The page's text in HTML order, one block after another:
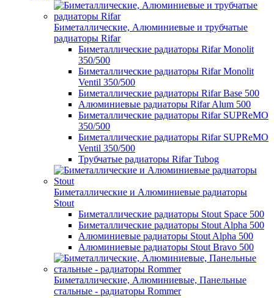
Биметаллические, Алюминиевые и трубчатые
радиаторы Rifar
Биметаллические радиаторы Rifar Monolit
350/500
Биметаллические радиаторы Rifar Monolit
Ventil 350/500
Биметаллические радиаторы Rifar Base 500
Алюминиевые радиаторы Rifar Alum 500
Биметаллические радиаторы Rifar SUPReMO
350/500
Биметаллические радиаторы Rifar SUPReMO
Ventil 350/500
Трубчатые радиаторы Rifar Tubog
Биметаллические и Алюминиевые радиаторы
Stout
Биметаллические радиаторы Stout Space 500
Биметаллические радиаторы Stout Alpha 500
Алюминиевые радиаторы Stout Alpha 500
Алюминиевые радиаторы Stout Bravo 500
Биметаллические, Алюминиевые, Панельные
стальные - радиаторы Rommer